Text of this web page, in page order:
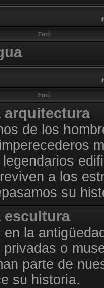
Foro
Foro
arquitectura
de los
a los
su
escultura
la
o
parte de
su historia.